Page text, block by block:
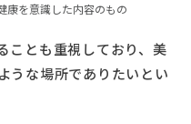
康を意識した内容のもの
ことも重視しており、美
うな場所でありたいとい